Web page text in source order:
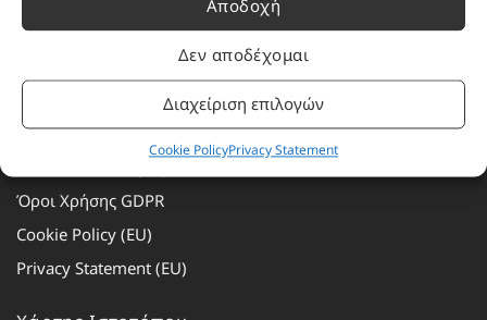
Αποδοχή
Δεν αποδέχομαι
Διαχείριση επιλογών
Cookie PolicyPrivacy Statement
Πρόγραμμα Ανταμοιβής
Τρόποι Αποστολής
Όροι Χρήσης GDPR
Cookie Policy (EU)
Privacy Statement (EU)